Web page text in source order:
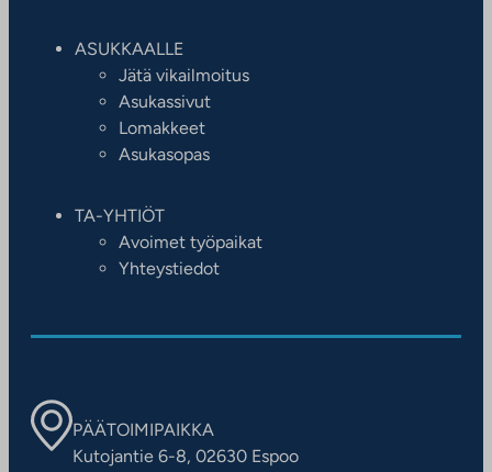
ASUKKAALLE
Jätä vikailmoitus
Asukassivut
Lomakkeet
Asukasopas
TA-YHTIÖT
Avoimet työpaikat
Yhteystiedot
PÄÄTOIMIPAIKKA
Kutojantie 6-8, 02630 Espoo